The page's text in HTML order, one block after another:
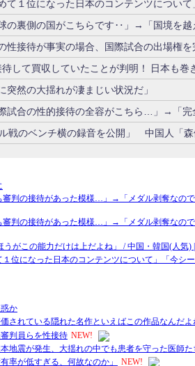
１位になった日本のコンテンツについて
の裏側の国がこちらです‥」→「国境を越
性接待が事実の場合、国際試合の出場権
して買収していたことが判明！ 日本も巻
然の大揺れが凄まじい状況だ」
試合の性的接待の全容がこちら…」→「
戦のベンチ横の録音を公開」 中国人「森